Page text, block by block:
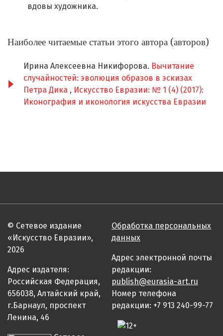
вдовы художника.
Наиболее читаемые статьи этого автора (авторов)
Ирина Алексеевна Никифорова. Вычитание
случайностей: эволюция образов в эскизах
Петра Дика , Искусство Евразии: № 1 (4) (2017):
Иконография и иконология искусства Евразии
© Сетевое издание
«Искусство Евразии»,
2026
Адрес издателя:
Российская Федерация,
656038, Алтайский край,
г.Барнаул, проспект
Ленина, 46
Обработка персональных
данных
Адрес электронной почты
редакции:
publish@eurasia-art.ru
Номер телефона
редакции: +7 913 240-99-77